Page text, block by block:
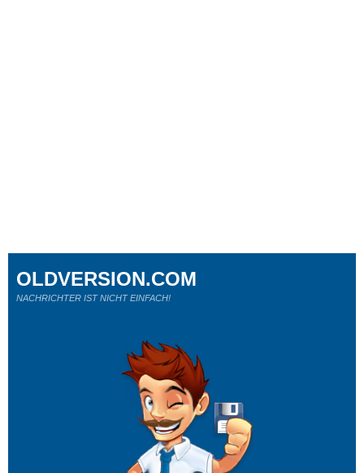
OLDVERSION.COM
NACHRICHTER IST NICHT EINFACH!